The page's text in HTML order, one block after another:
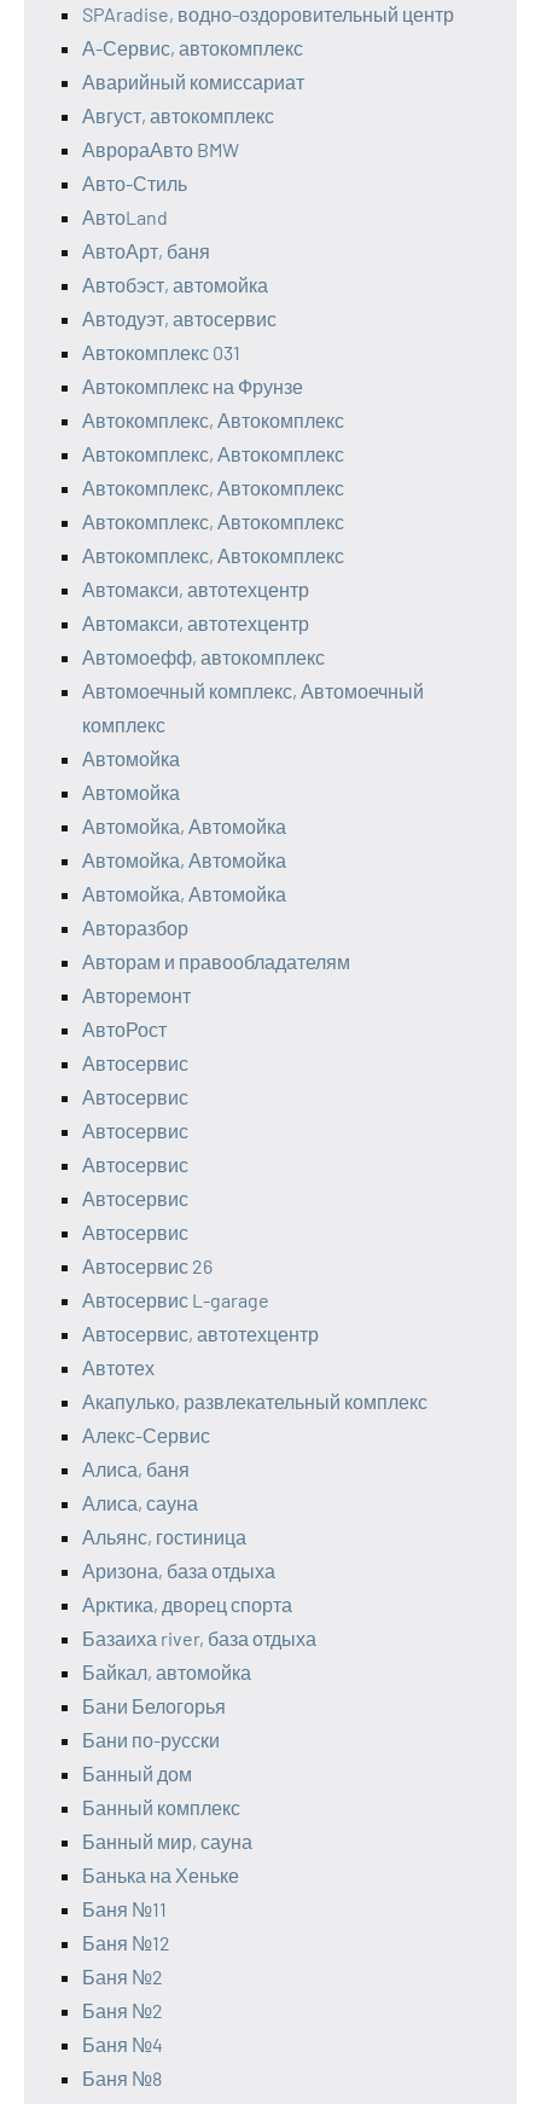
SPAradise, водно-оздоровительный центр
А-Сервис, автокомплекс
Аварийный комиссариат
Август, автокомплекс
АврораАвто BMW
Авто-Стиль
АвтоLand
АвтоАрт, баня
Автобэст, автомойка
Автодуэт, автосервис
Автокомплекс 031
Автокомплекс на Фрунзе
Автокомплекс, Автокомплекс
Автокомплекс, Автокомплекс
Автокомплекс, Автокомплекс
Автокомплекс, Автокомплекс
Автокомплекс, Автокомплекс
Автомакси, автотехцентр
Автомакси, автотехцентр
Автомоефф, автокомплекс
Автомоечный комплекс, Автомоечный
комплекс
Автомойка
Автомойка
Автомойка, Автомойка
Автомойка, Автомойка
Автомойка, Автомойка
Авторазбор
Авторам и правообладателям
Авторемонт
АвтоРост
Автосервис
Автосервис
Автосервис
Автосервис
Автосервис
Автосервис
Автосервис 26
Автосервис L-garage
Автосервис, автотехцентр
Автотех
Акапулько, развлекательный комплекс
Алекс-Сервис
Алиса, баня
Алиса, сауна
Альянс, гостиница
Аризона, база отдыха
Арктика, дворец спорта
Базаиха river, база отдыха
Байкал, автомойка
Бани Белогорья
Бани по-русски
Банный дом
Банный комплекс
Банный мир, сауна
Банька на Хеньке
Баня №11
Баня №12
Баня №2
Баня №2
Баня №4
Баня №8